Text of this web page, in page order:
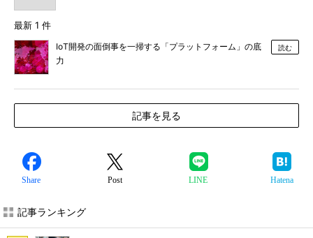
最新 1 件
IoT開発の面倒事を一掃する「プラットフォーム」の底
力
読む
記事を見る
Share Post LINE Hatena
記事ランキング